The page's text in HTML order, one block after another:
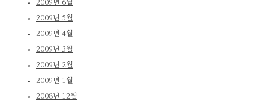
2009년 6월
2009년 5월
2009년 4월
2009년 3월
2009년 2월
2009년 1월
2008년 12월